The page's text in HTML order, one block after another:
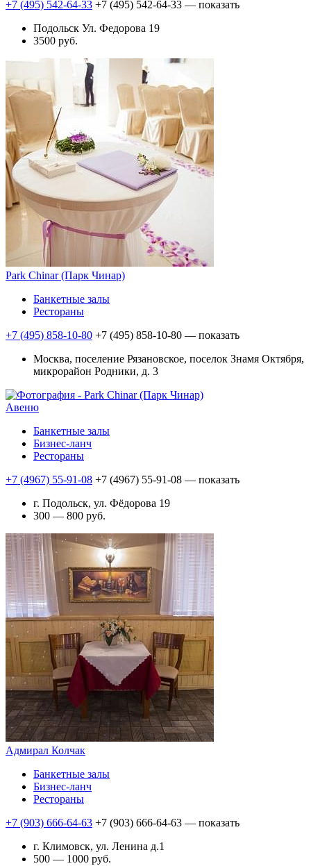
+7 (495) 542-64-33 +7 (495) 542-64-33 — показать
Подольск Ул. Федорова 19
3500 руб.
Park Chinar (Парк Чинар)
Банкетные залы
Рестораны
+7 (495) 858-10-80 +7 (495) 858-10-80 — показать
Москва, поселение Рязановское, поселок Знамя Октября,
микрорайон Родники, д. 3
Авеню
Банкетные залы
Бизнес-ланч
Рестораны
+7 (4967) 55-91-08 +7 (4967) 55-91-08 — показать
г. Подольск, ул. Фёдорова 19
300 — 800 руб.
Адмирал Колчак
Банкетные залы
Бизнес-ланч
Рестораны
+7 (903) 666-64-63 +7 (903) 666-64-63 — показать
г. Климовск, ул. Ленина д.1
500 — 1000 руб.